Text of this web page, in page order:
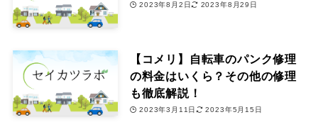
2023年8月2日 2023年8月29日
【コメリ】自転車のパンク修理
の料金はいくら？その他の修理
も徹底解説！
2023年3月11日 2023年5月15日